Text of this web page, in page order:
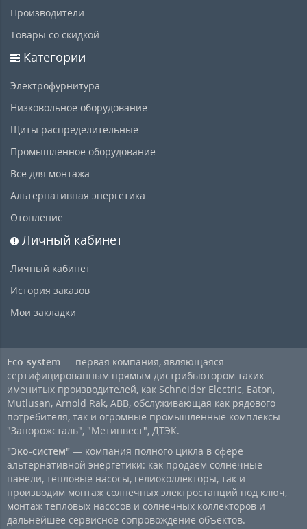
Производители
Товары со скидкой
Категории
Электрофурнитура
Низковольное оборудование
Щиты распределительные
Промышленное оборудование
Все для монтажа
Альтернативная энергетика
Отопление
Личный кабинет
Личный кабинет
История заказов
Мои закладки
Eco-system — первая компания, являющаяся
сертифицированным прямым дистрибьютором таких
именитых производителей, как Schneider Electric, Eaton,
Mutlusan, Arnold Rak, ABB, обслуживающая как рядового
потребителя, так и огромные промышленные комплексы —
"Запорожсталь", "Метинвест", ДТЭК.
"Эко-систем" — компания полного цикла в сфере
альтернативной энергетики: как продаем солнечные
панели, тепловые насосы, гелиоколлекторы, так и
производим монтаж солнечных электростанций под ключ,
монтаж тепловых насосов и солнечных коллекторов и
дальнейшее сервисное сопровождение объектов.